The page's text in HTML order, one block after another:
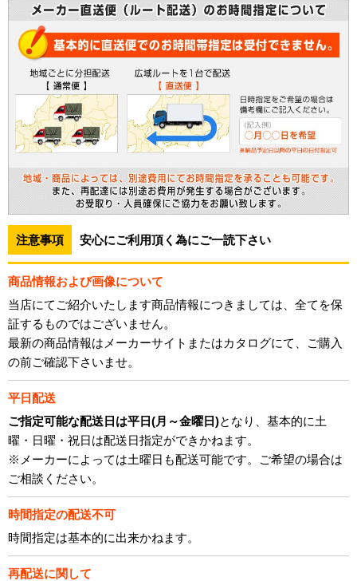
注意事項 安心にご利用頂く為にご一読下さい
商品情報および画像について
当店にてご紹介いたします商品情報につきましては、全てを保
証するものではございません。
最新の商品情報はメーカーサイトまたはカタログにて、ご購入
の前ご確認下さいませ。
平日配送
ご指定可能な配送日は平日(月～金曜日)となり、基本的に土
曜・日曜・祝日は配送日指定ができかねます。
※メーカーによっては土曜日も配送可能です。ご希望の場合は
ご相談ください。
時間指定の配送不可
時間指定は基本的に出来かねます。
再配送に関して